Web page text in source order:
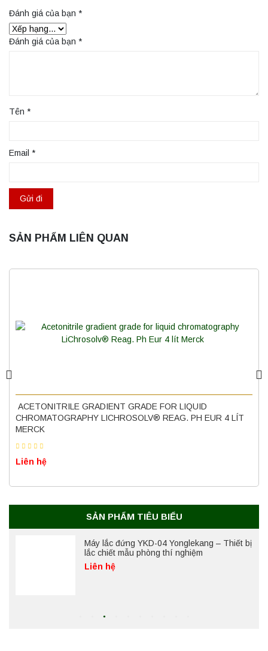
Đánh giá của bạn *
Đánh giá của bạn *
Tên *
Email *
SẢN PHẨM LIÊN QUAN
ACETONITRILE GRADIENT GRADE FOR LIQUID
CHROMATOGRAPHY LICHROSOLV® REAG. PH EUR 4 LÍT
MERCK
Liên hệ
SẢN PHẨM TIÊU BIỂU
Máy ly tâm tốc độ thấp để bàn YKL02A
Yonglekang – Máy ly tâm phòng thí nghiệm
Nồi hấp chân không BKQ-B50V BIOBASE
(50 Lít) – Giải pháp tiệt trùng hiệu quả
Liên hệ
Máy lắc đứng YKD-04 Yonglekang – Thiết bị
lắc chiết mẫu phòng thí nghiệm
Liên hệ